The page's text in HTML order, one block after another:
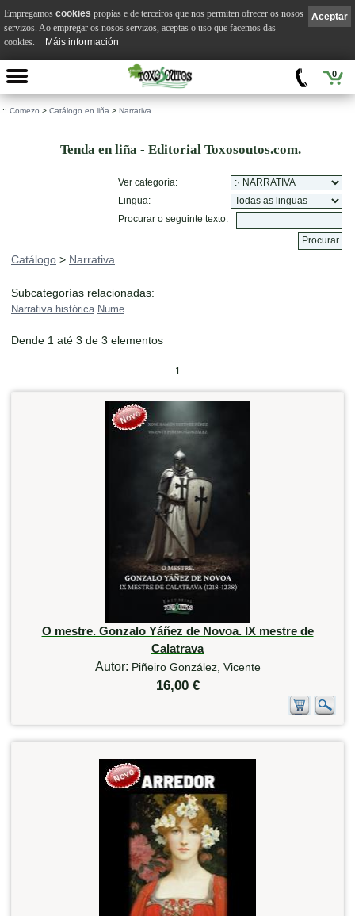
0
:: Comezo > Catálogo en liña > Narrativa
Tenda en liña - Editorial Toxosoutos.com.
Ver categoría:
Lingua:
Procurar o seguinte texto:
Catálogo > Narrativa
Subcategorías relacionadas:
Narrativa histórica Nume
Dende 1 até 3 de 3 elementos
1
O mestre. Gonzalo Yáñez de Novoa. IX mestre de
Calatrava
Autor: Piñeiro González, Vicente
16,00 €
Aceptar
Empregamos cookies propias e de terceiros que nos permiten ofrecer os nosos
servizos. Ao empregar os nosos servizos, aceptas o uso que facemos das
cookies.
Máis información